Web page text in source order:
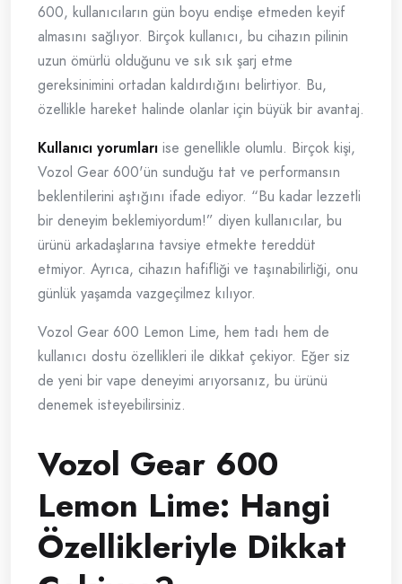
600, kullanıcıların gün boyu endişe etmeden keyif
almasını sağlıyor. Birçok kullanıcı, bu cihazın pilinin
uzun ömürlü olduğunu ve sık sık şarj etme
gereksinimini ortadan kaldırdığını belirtiyor. Bu,
özellikle hareket halinde olanlar için büyük bir avantaj.
Kullanıcı yorumları ise genellikle olumlu. Birçok kişi,
Vozol Gear 600'ün sunduğu tat ve performansın
beklentilerini aştığını ifade ediyor. “Bu kadar lezzetli
bir deneyim beklemiyordum!” diyen kullanıcılar, bu
ürünü arkadaşlarına tavsiye etmekte tereddüt
etmiyor. Ayrıca, cihazın hafifliği ve taşınabilirliği, onu
günlük yaşamda vazgeçilmez kılıyor.
Vozol Gear 600 Lemon Lime, hem tadı hem de
kullanıcı dostu özellikleri ile dikkat çekiyor. Eğer siz
de yeni bir vape deneyimi arıyorsanız, bu ürünü
denemek isteyebilirsiniz.
Vozol Gear 600
Lemon Lime: Hangi
Özellikleriyle Dikkat